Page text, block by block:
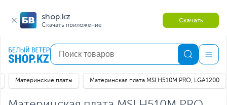
shop.kz
Скачать приложение
Скачать
Материнские платы Материнская плата MSI H510M PRO, LGA1200